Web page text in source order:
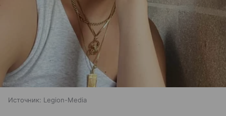
Источник: Legion-Media